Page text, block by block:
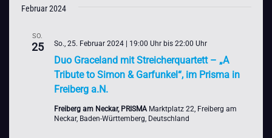
Februar 2024
SO.
25
Duo Graceland mit Streicherquartett – „A
Tribute to Simon & Garfunkel“, im Prisma in
Freiberg a.N.
So., 25. Februar 2024 | 19:00 Uhrbis 22:00 Uhr
Freiberg am Neckar, PRISMA Marktplatz 22, Freiberg am
Neckar, Baden-Württemberg, Deutschland